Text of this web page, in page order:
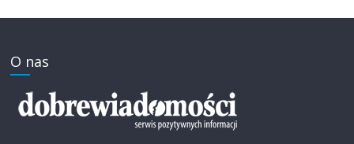
O nas